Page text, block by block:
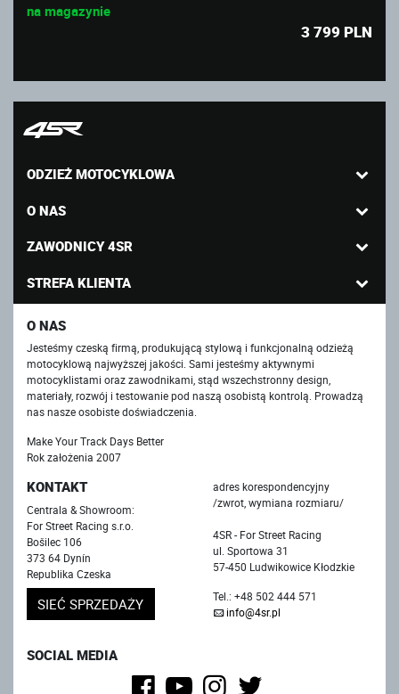
na magazynie
3 799 PLN
ODZIEŻ MOTOCYKLOWA
O NAS
ZAWODNICY 4SR
STREFA KLIENTA
O NAS
Jesteśmy czeską firmą, produkującą stylową i funkcjonalną odzieżą
motocyklową najwyższej jakości. Sami jesteśmy aktywnymi
motocyklistami oraz zawodnikami, stąd wszechstronny design,
materiały, rozwój i testowanie pod naszą osobistą kontrolą. Prowadzą
nas nasze osobiste doświadczenia.
Make Your Track Days Better
Rok założenia 2007
KONTAKT
Centrala & Showroom:
For Street Racing s.r.o.
Bošilec 106
373 64 Dynín
Republika Czeska
SIEĆ SPRZEDAŻY
adres korespondencyjny
/zwrot, wymiana rozmiaru/
4SR - For Street Racing
ul. Sportowa 31
57-450 Ludwikowice Kłodzkie
Tel.: +48 502 444 571
info@4sr.pl
SOCIAL MEDIA